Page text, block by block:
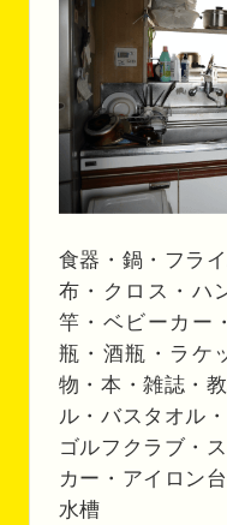
食器・鍋・フラ
布・クロス・ハ
竿・ベビーカー
瓶・酒瓶・ラケ
物・本・雑誌・
ル・バスタオル
ゴルフクラブ・
カー・アイロン
水槽